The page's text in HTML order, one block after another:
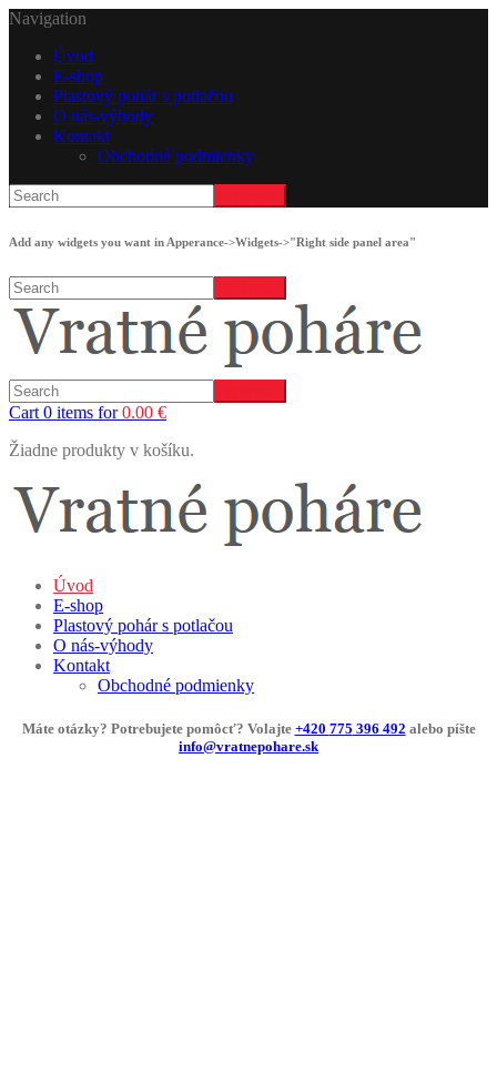
Navigation
Úvod
E-shop
Plastový pohár s potlačou
O nás-výhody
Kontakt
Obchodné podmienky
Add any widgets you want in Apperance->Widgets->"Right side panel area"
Cart 0 items for0.00 €
Žiadne produkty v košíku.
Úvod
E-shop
Plastový pohár s potlačou
O nás-výhody
Kontakt
Obchodné podmienky
Máte otázky? Potrebujete pomôcť? Volajte +420 775 396 492 alebo píšte
info@vratnepohare.sk